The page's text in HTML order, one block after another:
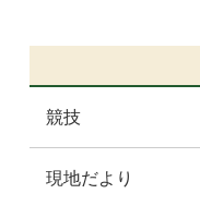
競技
現地だより